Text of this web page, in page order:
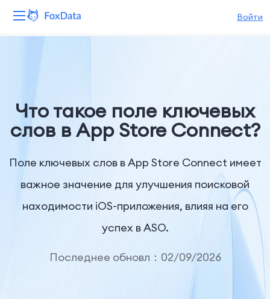
Войти
Решения
Компания
Что такое поле ключевых
слов в App Store Connect?
Поле ключевых слов в App Store Connect имеет
важное значение для улучшения поисковой
находимости iOS-приложения, влияя на его
успех в ASO.
Последнее обновл：02/09/2026